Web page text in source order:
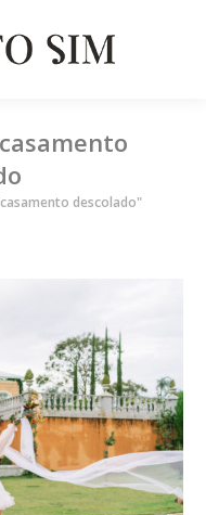
casamento
descolado"